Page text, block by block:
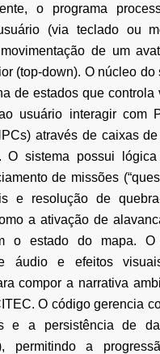
o programa
(via teclado ou
de um
(top-down). O núcleo do
de estados que controla
usuário interagir com
através de caixas
O sistema possui
de missões
e resolução de
a ativação de
o estado do mapa.
O
áudio e efeitos
compor a narrativa
O código gerencia
e a persistência de
permitindo a